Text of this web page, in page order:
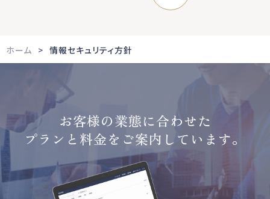
ホーム 情報セキュリティ方針
お客様の業態に合わせた
プランと料金をご案内しています。